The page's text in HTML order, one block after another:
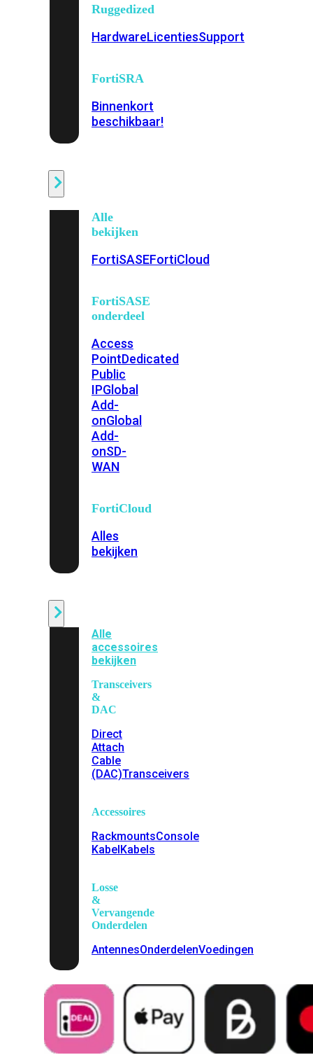
Ruggedized
HardwareLicentiesSupport
FortiSRA
Binnenkort
beschikbaar!
Alle
bekijken
FortiSASEFortiCloud
FortiSASE
onderdeel
Access
PointDedicated
Public
IPGlobal
Add-
onGlobal
Add-
onSD-
WAN
FortiCloud
Alles
bekijken
Alle
accessoires
bekijken
Transceivers
&
DAC
Direct
Attach
Cable
(DAC)Transceivers
Accessoires
RackmountsConsole
KabelKabels
Losse
&
Vervangende
Onderdelen
AntennesOnderdelenVoedingen